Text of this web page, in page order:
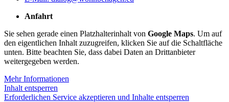
Anfahrt
Sie sehen gerade einen Platzhalterinhalt von Google Maps. Um auf
den eigentlichen Inhalt zuzugreifen, klicken Sie auf die Schaltfläche
unten. Bitte beachten Sie, dass dabei Daten an Drittanbieter
weitergegeben werden.
Mehr Informationen
Inhalt entsperren
Erforderlichen Service akzeptieren und Inhalte entsperren